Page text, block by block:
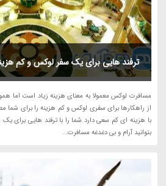
ترفند هایی برای یک سفر لوکس و کم
مسافرت لوکس معمولا به معنای هزینه زیاد است اما
از راهکارها برای سفری لوکس و کم هزینه را برای شما
با هزینه ای کم سعی دارد شما را با ترفند هایی برای
بتوانید آرام و بی دغدغه مسافرت...